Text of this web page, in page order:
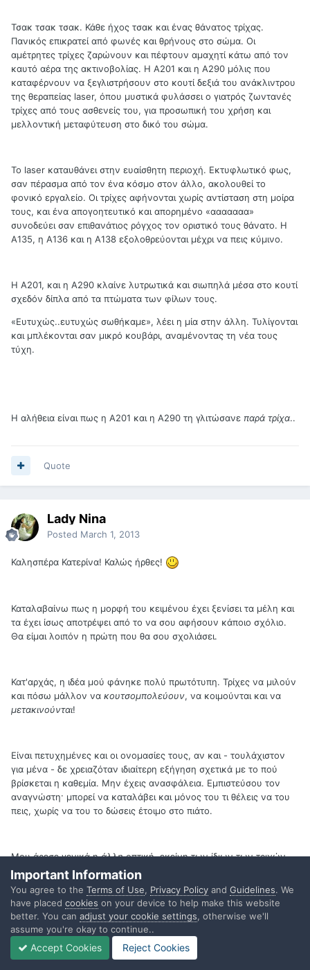
Τσακ τσακ τσακ. Κάθε ήχος τσακ και ένας θάνατος τρίχας.
Πανικός επικρατεί από φωνές και θρήνους στο σώμα. Οι
αμέτρητες τρίχες ζαρώνουν και πέφτουν αμαχητί κάτω από τον
καυτό αέρα της ακτινοβολίας. Η Α201 και η Α290 μόλις που
καταφέρνουν να ξεγλιστρήσουν στο κουτί δεξιά του ανάκλιντρου
της θεραπείας laser, όπου μυστικά φυλάσσει ο γιατρός ζωντανές
τρίχες από τους ασθενείς του, για προσωπική του χρήση και
μελλοντική μεταφύτευση στο δικό του σώμα.
Το laser καταυθάνει στην ευαίσθητη περιοχή. Εκτυφλωτικό φως,
σαν πέρασμα από τον ένα κόσμο στον άλλο, ακολουθεί το
φονικό εργαλείο. Οι τρίχες αφήνονται χωρίς αντίσταση στη μοίρα
τους, και ένα απογοητευτικό και απορημένο «ααααααα»
συνοδεύει σαν επιθανάτιος ρόγχος τον οριστικό τους θάνατο. Η
Α135, η Α136 και η Α138 εξολοθρεύονται μέχρι να πεις κύμινο.
Η Α201, και η Α290 κλαίνε λυτρωτικά και σιωπηλά μέσα στο κουτί
σχεδόν δίπλα από τα πτώματα των φίλων τους.
«Ευτυχώς..ευτυχώς σωθήκαμε», λέει η μία στην άλλη. Τυλίγονται
και μπλέκονται σαν μικρό κουβάρι, αναμένοντας τη νέα τους
τύχη.
Η αλήθεια είναι πως η Α201 και η Α290 τη γλιτώσανε παρά τρίχα..
Quote
Lady Nina
Posted March 1, 2013
Καλησπέρα Κατερίνα! Καλώς ήρθες!
Καταλαβαίνω πως η μορφή του κειμένου έχει ξενίσει τα μέλη και
τα έχει ίσως αποτρέψει από το να σου αφήσουν κάποιο σχόλιο.
Θα είμαι λοιπόν η πρώτη που θα σου σχολιάσει.
Κατ'αρχάς, η ιδέα μού φάνηκε πολύ πρωτότυπη. Τρίχες να μιλούν
και πόσω μάλλον να κουτσομπολεύουν, να κοιμούνται και να
μετακινούνται!
Είναι πετυχημένες και οι ονομασίες τους, αν και - τουλάχιστον
για μένα - δε χρειαζόταν ιδιαίτερη εξήγηση σχετικά με το πού
βρίσκεται η καθεμία. Μην έχεις ανασφάλεια. Εμπιστεύσου τον
αναγνώστη· μπορεί να καταλάβει και μόνος του τι θέλεις να του
πεις, χωρίς να του το δώσεις έτοιμο στο πιάτο.
Μου άρεσε γενικά ηάλληοπτική, εκείνη των ίδιων των τριχών,
που αποκλείεται να την είχαμε σκεφτεί εμείς οι γυναίκες, οι
άκαρδες, που τις ξεπαστρεύουμε με όποιον τρόπο βρούμε!
Μου φάνηκε επίσης ταιριαστή η ειρωνία του τέλους, και
υποψιάζομαι πως όλη την ιστορία την εμπνεύστηκες από την
τελευταία της φράση.
Important Information
You agree to the Terms of Use, Privacy Policy and Guidelines. We
have placed cookies on your device to help make this website
better. You can adjust your cookie settings, otherwise we'll
assume you're okay to continue..
Accept Cookies Reject Cookies